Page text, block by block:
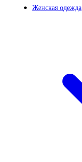
Женская одежда